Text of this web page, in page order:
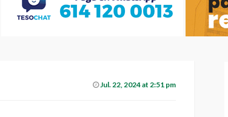
Jul. 22, 2024 at 2:51 pm